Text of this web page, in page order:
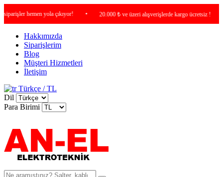
hemen yola çıkıyor! • 20.000 ₺ ve üzeri alışverişlerde kargo ücretsiz ! •
Hakkımızda
Siparişlerim
Blog
Müşteri Hizmetleri
İletişim
Türkçe / TL
Dil
Para Birimi